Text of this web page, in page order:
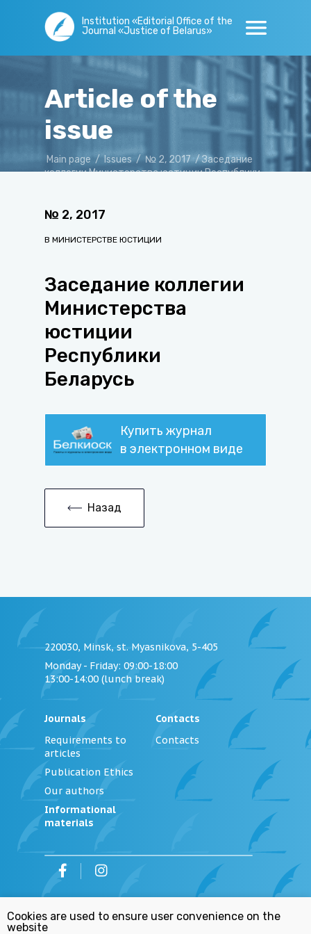
Institution «Editorial Office of the
Journal «Justice of Belarus»
Article of the
issue
Main page / Issues / № 2, 2017 /Заседание
коллегии Министерства юстиции Республики
№ 2, 2017
В МИНИСТЕРСТВЕ ЮСТИЦИИ
Заседание коллегии
Министерства
юстиции
Республики
Беларусь
Купить журнал
в электронном виде
Назад
220030, Minsk, st. Myasnikova, 5-405
Monday - Friday: 09:00-18:00
13:00-14:00 (lunch break)
Journals
Requirements to
articles
Publication Ethics
Our authors
Informational
materials
Contacts
Contacts
©2026 Institution «Editorial Office of the
Journal «Justice of Belarus»
Cookies are used to ensure user convenience on the
website